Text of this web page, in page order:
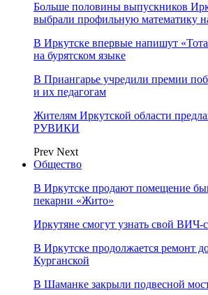
Больше половины выпускников
выбрали профильную математику
В Иркутске впервые напишут
на бурятском языке
В Приангарье учредили премии
и их педагогам
Жителям Иркутской области
РУВИКИ
Prev Next
Общество
В Иркутске продают помещение
пекарни «Жито»
Иркутяне смогут узнать свой ВИЧ-
В Иркутске продолжается ремонт
Курганской
В Шаманке закрыли подвесной